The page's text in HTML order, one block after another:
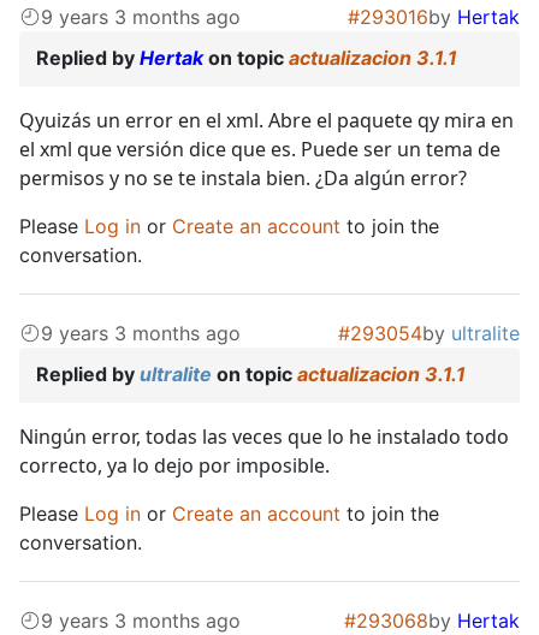
9 years 3 months ago #293016by Hertak
Replied by Hertakon topic actualizacion 3.1.1
Qyuizás un error en el xml. Abre el paquete qy mira en
el xml que versión dice que es. Puede ser un tema de
permisos y no se te instala bien. ¿Da algún error?
Please Log in or Create an account to join the
conversation.
9 years 3 months ago #293054by ultralite
Replied by ultralite on topic actualizacion 3.1.1
Ningún error, todas las veces que lo he instalado todo
correcto, ya lo dejo por imposible.
Please Log in or Create an account to join the
conversation.
9 years 3 months ago #293068by Hertak